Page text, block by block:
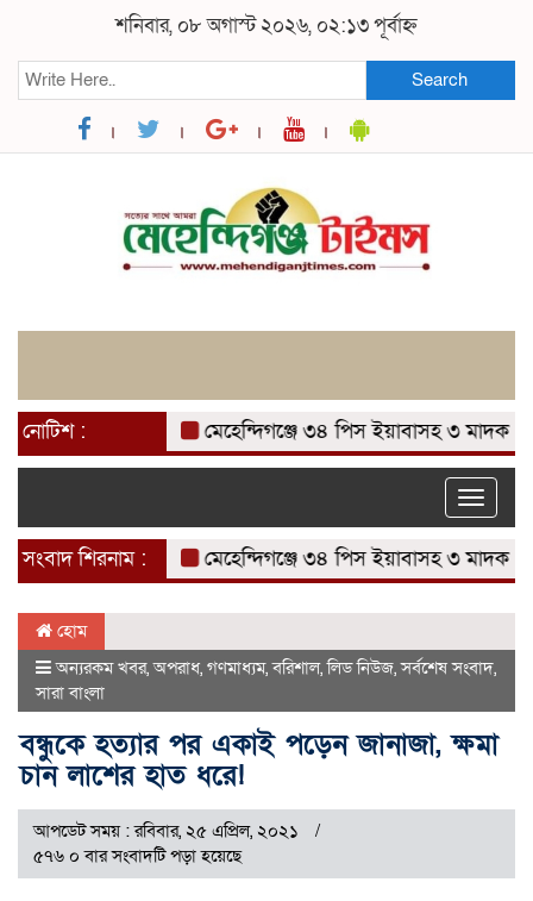
শনিবার, ০৮ অগাস্ট ২০২৬, ০২:১৩ পূর্বাহ্ন
Search
নোটিশ : মেহেন্দিগঞ্জে ৩৪ পিস ইয়াবাসহ ৩ মাদক
Toggle
সংবাদ শিরনাম :
মেহেন্দিগঞ্জে ৩৪ পিস ইয়াবাসহ ৩ মাদক
হোম
অন্যরকম খবর,অপরাধ, গণমাধ্যম,বরিশাল,লিড নিউজ,সর্বশেষ সংবাদ,
সারা বাংলা
বন্ধুকে হত্যার পর একাই পড়েন জানাজা, ক্ষমা
চান লাশের হাত ধরে!
আপডেট সময় : রবিবার, ২৫ এপ্রিল, ২০২১
৫৭৬ ০ বার সংবাদটি পড়া হয়েছে